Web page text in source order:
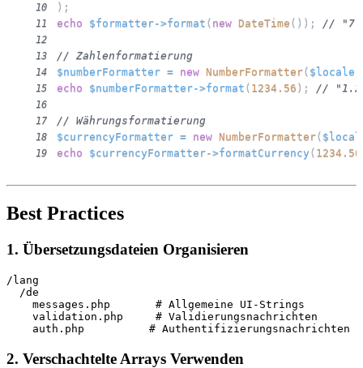
10 ) ;
11 echo $formatter->format ( new DateTime ( ) ) ; // "7.
12
13
// Zahlenformatierung
14 $numberFormatter = new NumberFormatter( $locale
15 echo $numberFormatter->format ( 1234.56 ) ; //
16
17
// Währungsformatierung
18 $currencyFormatter = new NumberFormatter(
19 echo $currencyFormatter->formatCurrency ( 1234.56
Best Practices
1. Übersetzungsdateien Organisieren
/lang
  /de
    messages.php       # Allgemeine UI-Strings
    validation.php     # Validierungsnachrichten
2. Verschachtelte Arrays Verwenden